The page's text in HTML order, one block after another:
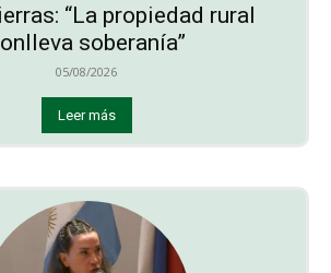
“La propiedad rural
soberanía”
05/08/2026
Leer más